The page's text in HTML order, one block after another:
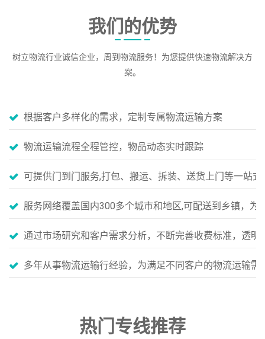
我们的优势
树立物流行业诚信企业，周到物流服务！为您提供快速物流解决方
案。
根据客户多样化的需求，定制专属物流运输方案
物流运输流程全程管控，物品动态实时跟踪
可提供门到门服务,打包、搬运、拆装、送货上门等一站
服务网络覆盖国内300多个城市和地区,可配送到乡镇，为
通过市场研究和客户需求分析，不断完善收费标准，透明
多年从事物流运输行经验，为满足不同客户的物流运输
热门专线推荐